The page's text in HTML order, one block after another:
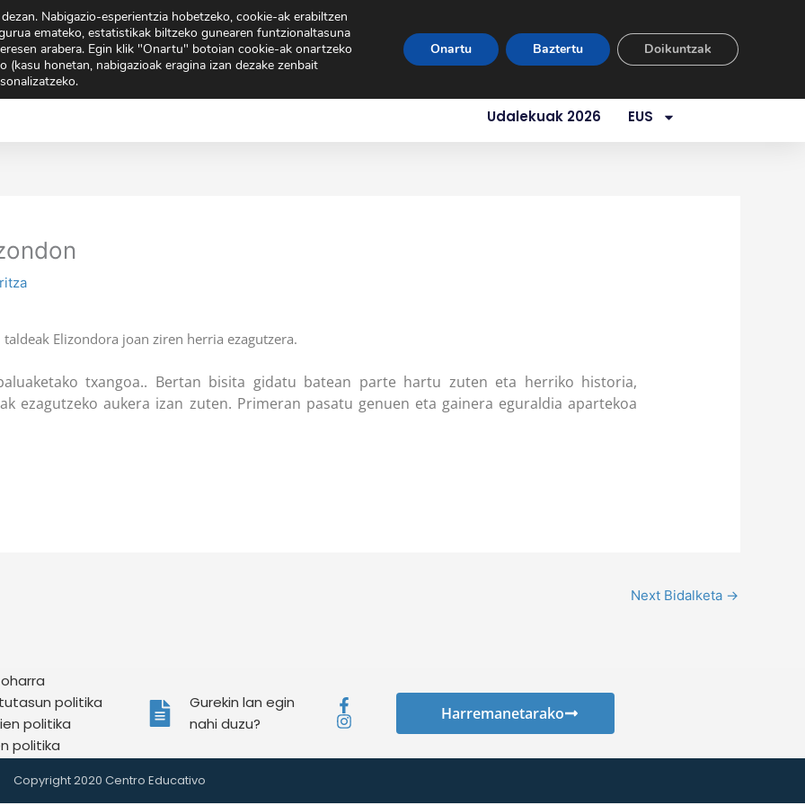
70 02
Kanpokoak Berriak Orientazioa
Udalekuak 2026 EUS
Elizondora joan ziren herria ezagutzera.
txangoa.. Bertan bisita gidatu batean parte hartu zuten eta herriko historia,
ezagutzeko aukera izan zuten. Primeran pasatu genuen eta gainera eguraldia apartekoa
Next Bidalketa →
politika
politika
politika
Gurekin lan egin
nahi duzu?
Harremanetarako
Copyright 2020 Centro Educativo
Nabigazio-esperientzia hobetzeko, cookie-ak erabiltzen
emateko, estatistikak biltzeko gunearen funtzionaltasuna
arabera. Egin klik "Onartu" botoian cookie-ak onartzeko
honetan, nabigazioak eragina izan dezake zenbait
Onartu Baztertu Doikuntzak